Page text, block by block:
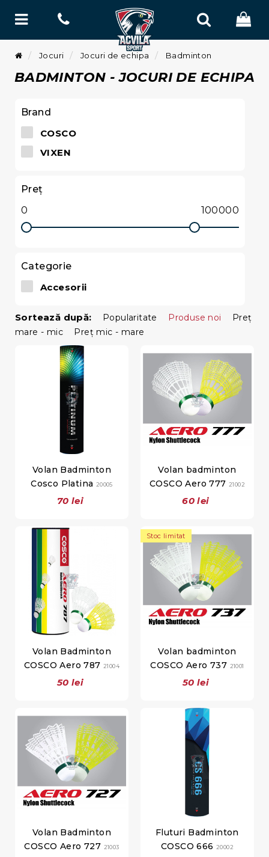
Jocuri Jocuri de echipa Badminton
BADMINTON - JOCURI DE ECHIPA
Brand
COSCO
VIXEN
Preţ
Categorie
Accesorii
Sortează după: Popularitate Produse noi
Preţ
mare - mic
Preţ mic - mare
Volan Badminton
Cosco Platina 20005
70 lei
Volan badminton
COSCO Aero 777 21002
60 lei
Volan Badminton
COSCO Aero 787 21004
50 lei
Stoc limitat
Volan badminton
COSCO Aero 737 21001
50 lei
Volan Badminton
COSCO Aero 727 21003
Fluturi Badminton
COSCO 666 20002